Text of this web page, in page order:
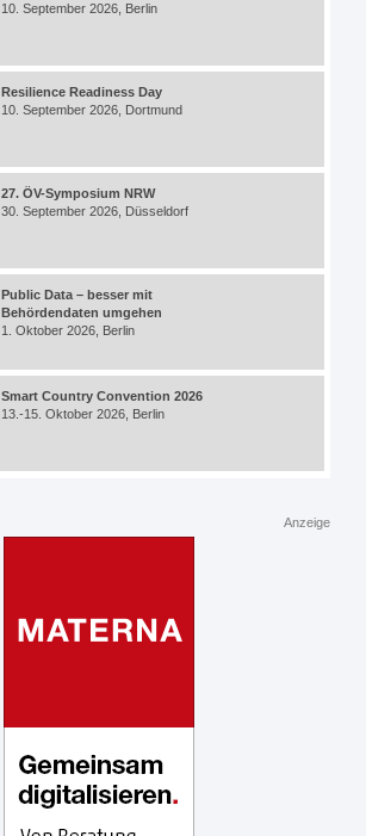
10. September 2026, Berlin
Resilience Readiness Day
10. September 2026, Dortmund
27. ÖV-Symposium NRW
30. September 2026, Düsseldorf
Public Data – besser mit
Behördendaten umgehen
1. Oktober 2026, Berlin
Smart Country Convention 2026
13.-15. Oktober 2026, Berlin
Anzeige